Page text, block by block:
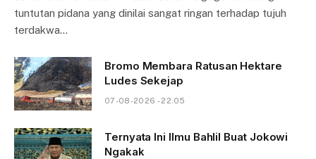
tuntutan pidana yang dinilai sangat ringan terhadap tujuh
terdakwa…
Bromo Membara Ratusan Hektare
Ludes Sekejap
07-08-2026 - 22.05
Ternyata Ini Ilmu Bahlil Buat Jokowi
Ngakak